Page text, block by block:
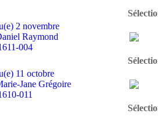
2 novembre
Raymond
004
11 octobre
Jane Grégoire
011